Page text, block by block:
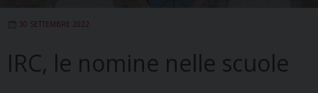
30 SETTEMBRE 2022
IRC, le nomine nelle scuole